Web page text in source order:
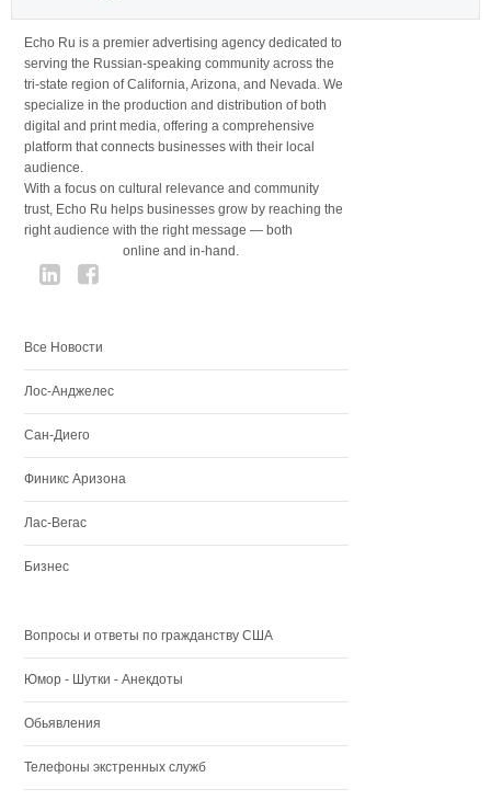
Echo Ru is a premier advertising agency dedicated to
serving the Russian-speaking community across the
tri-state region of California, Arizona, and Nevada. We
specialize in the production and distribution of both
digital and print media, offering a comprehensive
platform that connects businesses with their local
audience.
With a focus on cultural relevance and community
trust, Echo Ru helps businesses grow by reaching the
right audience with the right message — both
online and in-hand.
Все Новости
Лос-Анджелес
Сан-Диего
Финикс Аризона
Лас-Вегас
Бизнес
Вопросы и ответы по гражданству США
Юмор - Шутки - Анекдоты
Обьявления
Телефоны экстренных служб